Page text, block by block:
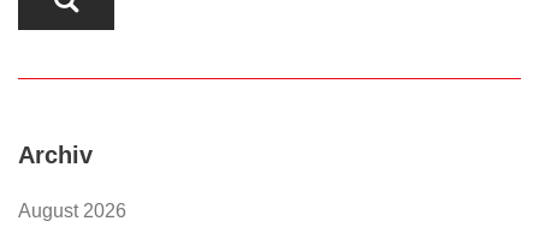
Archiv
August 2026